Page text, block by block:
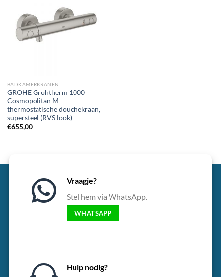
BADKAMERKRANEN
GROHE Grohtherm 1000
Cosmopolitan M
thermostatische douchekraan,
supersteel (RVS look)
€655,00
Vraagje?
Stel hem via WhatsApp.
WHATSAPP
Hulp nodig?